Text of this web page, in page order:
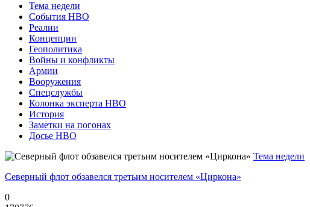
Тема недели
События НВО
Реалии
Концепции
Геополитика
Войны и конфликты
Армии
Вооружения
Спецслужбы
Колонка эксперта НВО
История
Заметки на погонах
Досье НВО
Тема недели
Северный флот обзавелся третьим носителем «Циркона»
0